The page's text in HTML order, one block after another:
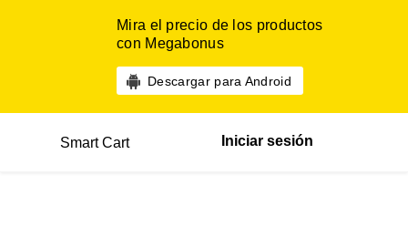
Mira el precio de los productos
con Megabonus
Descargar para Android
Smart Cart Iniciar sesión